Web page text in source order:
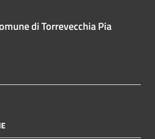
di Torrevecchia Pia